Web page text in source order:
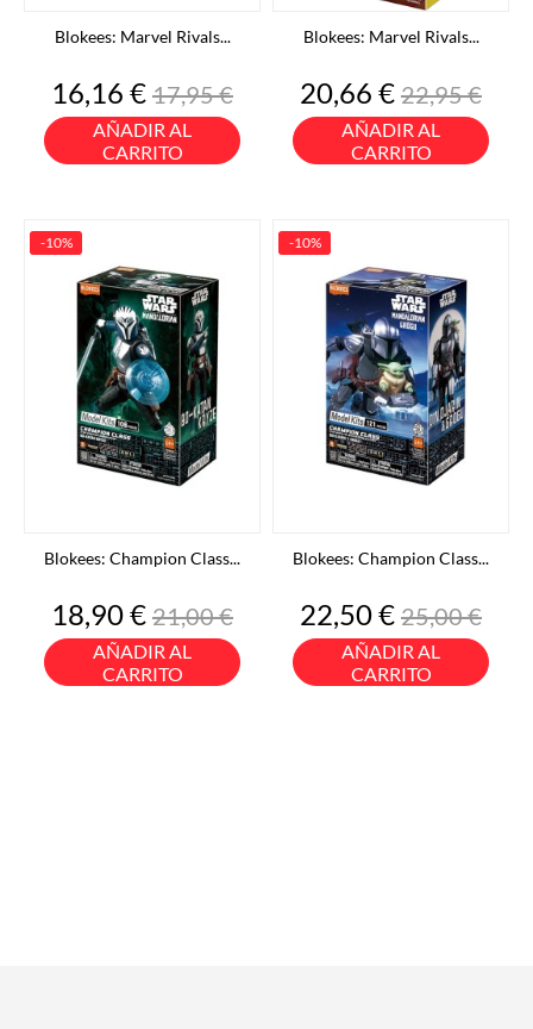
Blokees: Marvel Rivals...
Precio
16,16 €Precio
base
17,95 €
AÑADIR AL
CARRITO
Blokees: Marvel Rivals...
Precio
20,66 €Precio
base
22,95 €
AÑADIR AL
CARRITO
Blokees: Champion Class...
Precio
18,90 €Precio
base
21,00 €
AÑADIR AL
CARRITO
-10%
Blokees: Champion Class...
Precio
22,50 €Precio
base
25,00 €
AÑADIR AL
CARRITO
-10%